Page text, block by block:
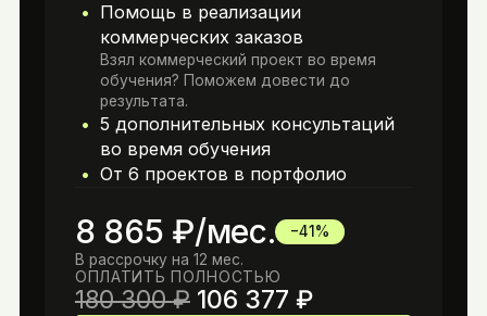
Помощь в реализации
коммерческих заказов
Взял коммерческий проект во время
обучения? Поможем довести до
результата.
5 дополнительных консультаций
во время обучения
От 6 проектов в портфолио
8 865 ₽/мес.
−41%
В рассрочку на 12 мес.
ОПЛАТИТЬ ПОЛНОСТЬЮ
180 300 ₽ 106 377 ₽